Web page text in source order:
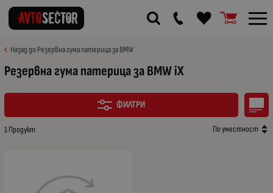
Назад до Резервна гума патерица за BMW
Резервна гума патерица за BMW iX
ФИЛТРИ
1 Продукт По уместност